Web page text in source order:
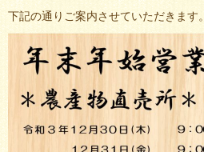
下記の通りご案内させていただきます。